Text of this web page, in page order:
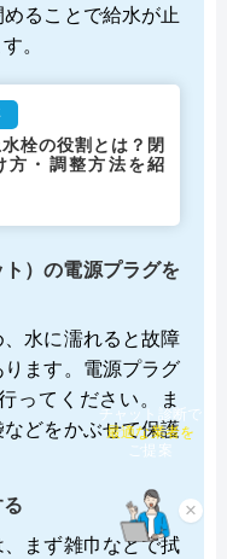
ることで給水が止
。
水栓の役割とは？閉
方・調整方法を紹
）の電源プラグを
水に濡れると故障
ます。電源プラグ
ってください。ま
どをかぶせて保護
まず雑巾などで拭
×
チャット診断で
最適な業者を
ご提案